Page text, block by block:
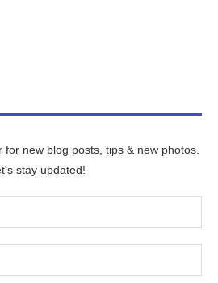
for new blog posts, tips & new photos.
stay updated!